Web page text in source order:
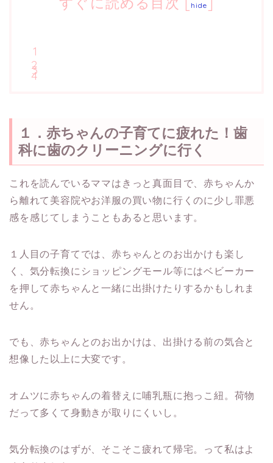
hide
１．赤ちゃんの子育てに疲れた！歯
科に歯のクリーニングに行く
これを読んでいるママはきっと真面目で、赤ちゃんか
ら離れて美容院やお洋服の買い物に行くのに少し罪悪
感を感じてしまうこともあると思います。
１人目の子育てでは、赤ちゃんとのお出かけも楽し
く、気分転換にショッピングモール等にはベビーカー
を押して赤ちゃんと一緒に出掛けたりするかもしれま
せん。
でも、赤ちゃんとのお出かけは、出掛ける前の気合と
想像した以上に大変です。
オムツに赤ちゃんの着替えに哺乳瓶に抱っこ紐。荷物
だって多くて身動きが取りにくいし。
気分転換のはずが、そこそこ疲れて帰宅。って私はよ